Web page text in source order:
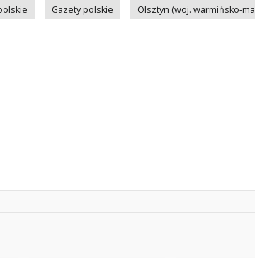
Gazety polskie Olsztyn (woj. warmińsko-